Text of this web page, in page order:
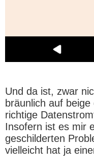
Und da ist, zwar
bräunlich auf
richtige
Insofern ist es mir
geschilderten
vielleicht hat ja